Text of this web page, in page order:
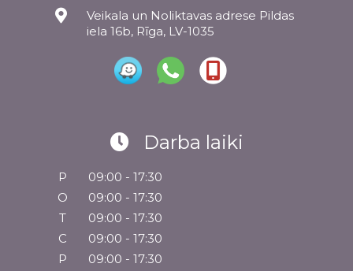
Veikala un Noliktavas adrese Pildas
iela 16b, Rīga, LV-1035
Darba laiki
P
09:00 - 17:30
O
09:00 - 17:30
T
09:00 - 17:30
C
09:00 - 17:30
P
09:00 - 17:30